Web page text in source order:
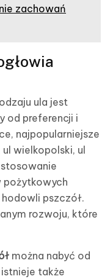
zachowań
ula jest
od preferencji i
najpopularniejsze
wielkopolski, ul
pożytkowych
pszczół.
rozwoju, które
można nabyć od
także